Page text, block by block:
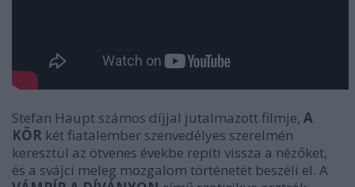
Stefan Haupt számos díjjal jutalmazott filmje, A
KÖR két fiatalember szenvedélyes szerelmén
keresztül az ötvenes évekbe repíti vissza a nézőket,
és a svájci meleg mozgalom történetét beszéli el. A